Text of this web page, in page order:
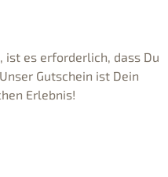
ist es erforderlich, dass Du
Gutschein ist Dein
Erlebnis!